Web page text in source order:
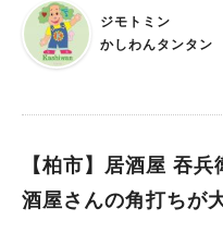
驚くほどサクサクの美味しいトースト！ 人参
けて食べるのがおススメだそうです。 雑穀米も
しいご飯。次にご紹介するお
んが、自ら作っている麹を使
群です。 お味噌の味が染み染みの大根や蕪が、心からほっこり
させてくれる美味しさです。 yosagenaさんに来たなら酵素
いて、お食事を楽しみなが
す。 お席を決めたら、オー
れもおいしそうで、ワクワ
ジモトミン
かしわんタンタン
【柏市】居酒屋 吞
酒屋さんの角打ちが